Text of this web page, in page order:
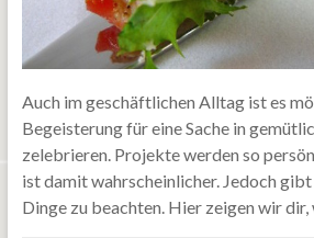
Auch im geschäftlichen Alltag ist es
Begeisterung für eine Sache in
zelebrieren. Projekte werden so
ist damit wahrscheinlicher. Jedoch gibt
Dinge zu beachten. Hier zeigen wir dir,